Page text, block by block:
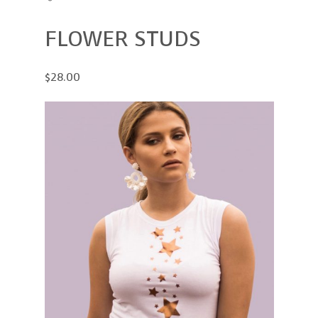
FLOWER STUDS
$28.00